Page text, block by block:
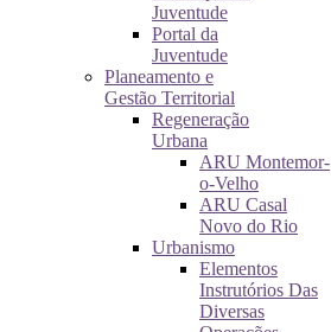
Juventude
Portal da
Juventude
Planeamento e
Gestão Territorial
Regeneração
Urbana
ARU Montemor-
o-Velho
ARU Casal
Novo do Rio
Urbanismo
Elementos
Instrutórios Das
Diversas